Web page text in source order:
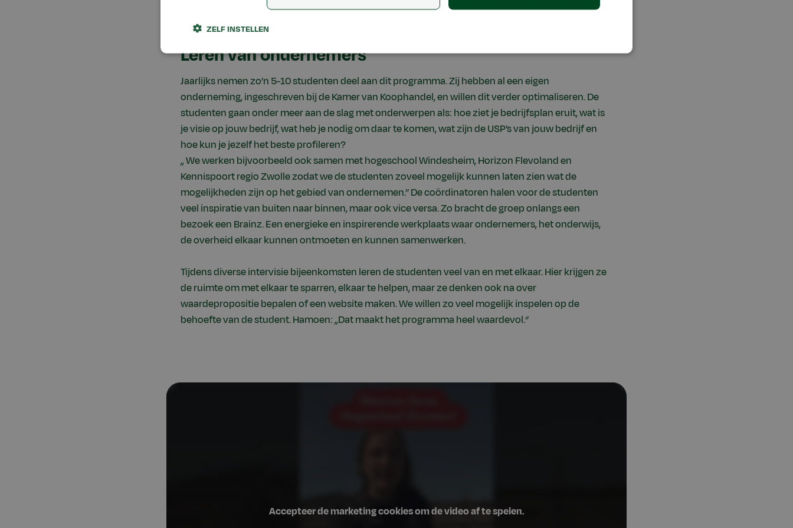
deelnemen er allemaal vol voor willen gaan’’, legt Hamoen uit.
Leren van ondernemers
Jaarlijks nemen zo’n 5-10 studenten deel aan dit programma. Zij hebben al een eigen
onderneming, ingeschreven bij de Kamer van Koophandel, en willen dit verder optimaliseren. De
studenten gaan onder meer aan de slag met onderwerpen als: hoe ziet je bedrijfsplan eruit, wat is
je visie op jouw bedrijf, wat heb je nodig om daar te komen, wat zijn de USP’s van jouw bedrijf en
hoe kun je jezelf het beste profileren?
,, We werken bijvoorbeeld ook samen met hogeschool Windesheim, Horizon Flevoland en
Kennispoort regio Zwolle zodat we de studenten zoveel mogelijk kunnen laten zien wat de
mogelijkheden zijn op het gebied van ondernemen.’’ De coördinatoren halen voor de studenten
veel inspiratie van buiten naar binnen, maar ook vice versa. Zo bracht de groep onlangs een
bezoek een Brainz. Een energieke en inspirerende werkplaats waar ondernemers, het onderwijs,
de overheid elkaar kunnen ontmoeten en kunnen samenwerken.
Tijdens diverse intervisie bijeenkomsten leren de studenten veel van en met elkaar. Hier krijgen ze
de ruimte om met elkaar te sparren, elkaar te helpen, maar ze denken ook na over
waardepropositie bepalen of een website maken. We willen zo veel mogelijk inspelen op de
behoefte van de student. Hamoen: ,,Dat maakt het programma heel waardevol.‘’
ZELF INSTELLEN